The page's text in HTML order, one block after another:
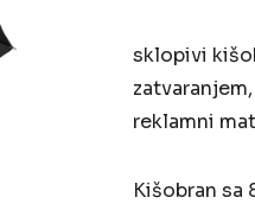
sklopivi
reklamni
Kišobran sa